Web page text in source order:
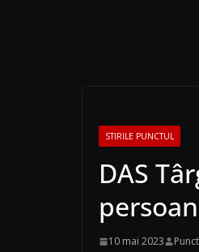
STIRILE PUNCTUL
DAS
10 mai 2023